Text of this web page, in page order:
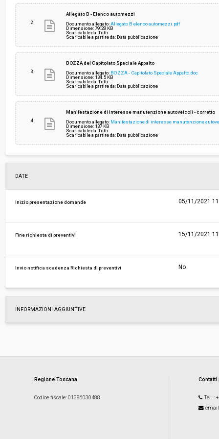
2
Allegato B - Elenco automezzi
Documento allegato:Allegato B elenco automezzi.pdf
Dimensione: 79.28 KB
Scaricabile da: Tutti
Scaricabile a partire da: Data pubblicazione
3
BOZZA del Capitolato Speciale Appalto
Documento allegato: BOZZA - Capitolato Speciale Appalto.doc
Dimensione: 134.5 KB
Scaricabile da: Tutti
Scaricabile a partire da: Data pubblicazione
4
Manifestazione di interesse manutenzione autoveicoli - corretto
Documento allegato: Manifestazione di interesse manutenzione
Dimensione: 137 KB
Scaricabile da: Tutti
Scaricabile a partire da: Data pubblicazione
DATE
Inizio presentazione domande 05/11/2021
Fine richiesta di preventivi 15/11/2021
Invio notifica scadenza Richiesta di preventivi No
INFORMAZIONI AGGIUNTIVE
Regione Toscana
Codice fiscale: 01386030488 Tel. :
email